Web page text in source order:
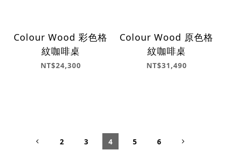
Colour Wood 彩色格
紋咖啡桌
NT$24,300
Colour Wood 原色格
紋咖啡桌
NT$31,490
2 3 4 5 6